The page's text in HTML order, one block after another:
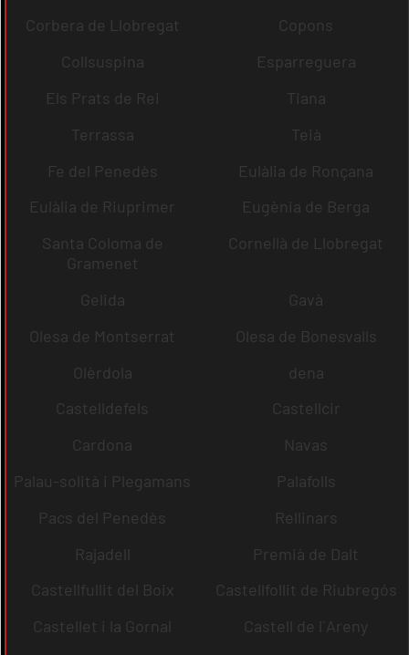
Corbera de Llobregat
Copons
Collsuspina
Esparreguera
Els Prats de Rei
Tiana
Terrassa
Teià
Fe del Penedès
Eulàlia de Ronçana
Eulàlia de Riuprimer
Eugènia de Berga
Santa Coloma de
Gramenet
Cornellà de Llobregat
Gelida
Gavà
Olesa de Montserrat
Olesa de Bonesvalls
Olèrdola
dena
Castelldefels
Castellcir
Cardona
Navas
Palau-solità i Plegamans
Palafolls
Pacs del Penedès
Rellinars
Rajadell
Premià de Dalt
Castellfullit del Boix
Castellfollit de Riubregós
Castellet i la Gornal
Castell de l´Areny